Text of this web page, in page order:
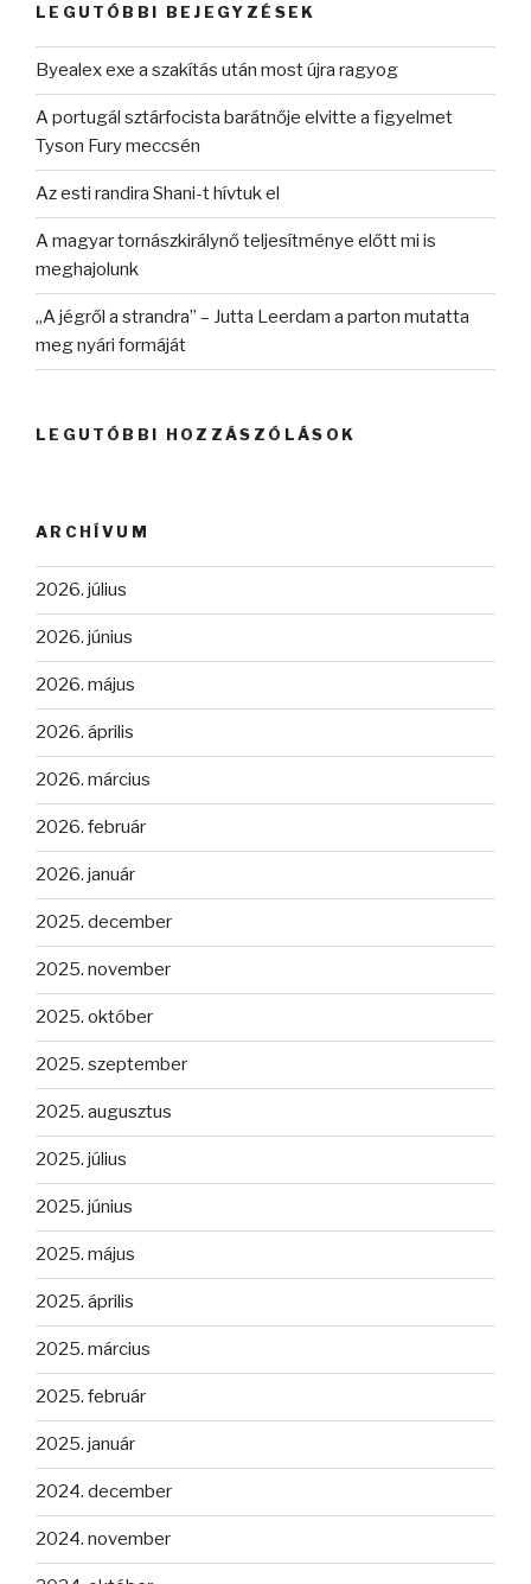
LEGUTÓBBI BEJEGYZÉSEK
Byealex exe a szakítás után most újra ragyog
A portugál sztárfocista barátnője elvitte a figyelmet
Tyson Fury meccsén
Az esti randira Shani-t hívtuk el
A magyar tornászkirálynő teljesítménye előtt mi is
meghajolunk
„A jégről a strandra” – Jutta Leerdam a parton mutatta
meg nyári formáját
LEGUTÓBBI HOZZÁSZÓLÁSOK
ARCHÍVUM
2026. július
2026. június
2026. május
2026. április
2026. március
2026. február
2026. január
2025. december
2025. november
2025. október
2025. szeptember
2025. augusztus
2025. július
2025. június
2025. május
2025. április
2025. március
2025. február
2025. január
2024. december
2024. november